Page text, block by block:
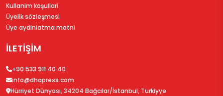
Kullanim koşullari
Üyeli̇k sözleşmesi̇
Üye aydinlatma metni̇
İLETİŞİM
+90 533 911 40 40
info@dhapress.com
Hürriyet Dünyası, 34204 Bağcılar/İstanbul, Türkiyye